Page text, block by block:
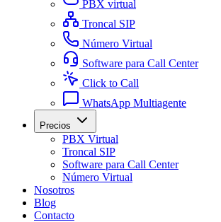
PBX virtual
Troncal SIP
Número Virtual
Software para Call Center
Click to Call
WhatsApp Multiagente
Precios
PBX Virtual
Troncal SIP
Software para Call Center
Número Virtual
Nosotros
Blog
Contacto